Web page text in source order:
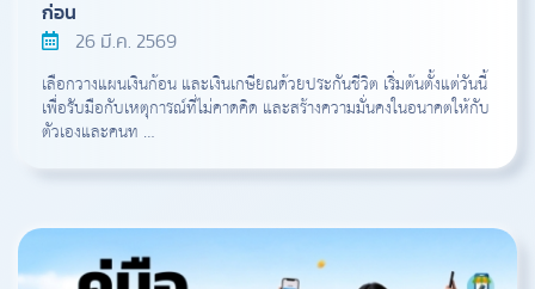
ก่อน
26 มี.ค. 2569
เลือกวางแผนเงินก้อน และเงินเกษียณด้วยประกันชีวิต เริ่มต้นตั้งแต่วันนี้
เพื่อรับมือกับเหตุการณ์ที่ไม่คาดคิด และสร้างความมั่นคงในอนาคตให้กับ
ตัวเองและคนท …